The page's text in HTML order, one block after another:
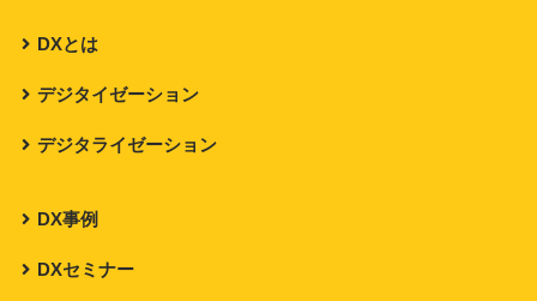
DXとは
デジタイゼーション
デジタライゼーション
DX事例
DXセミナー